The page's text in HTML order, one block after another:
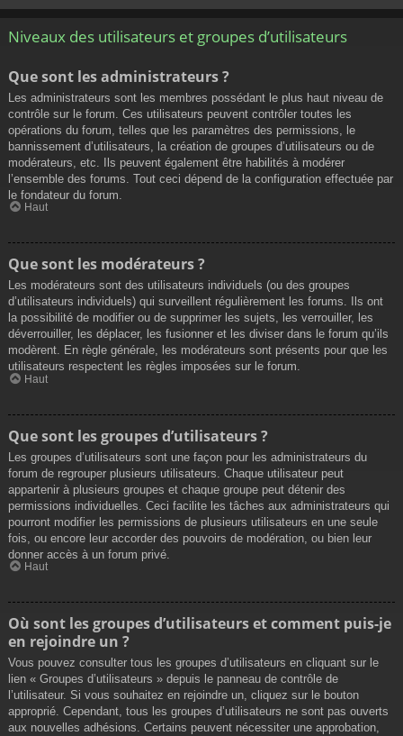
Niveaux des utilisateurs et groupes d’utilisateurs
Que sont les administrateurs ?
Les administrateurs sont les membres possédant le plus haut niveau de
contrôle sur le forum. Ces utilisateurs peuvent contrôler toutes les
opérations du forum, telles que les paramètres des permissions, le
bannissement d’utilisateurs, la création de groupes d’utilisateurs ou de
modérateurs, etc. Ils peuvent également être habilités à modérer
l’ensemble des forums. Tout ceci dépend de la configuration effectuée par
le fondateur du forum.
Haut
Que sont les modérateurs ?
Les modérateurs sont des utilisateurs individuels (ou des groupes
d’utilisateurs individuels) qui surveillent régulièrement les forums. Ils ont
la possibilité de modifier ou de supprimer les sujets, les verrouiller, les
déverrouiller, les déplacer, les fusionner et les diviser dans le forum qu’ils
modèrent. En règle générale, les modérateurs sont présents pour que les
utilisateurs respectent les règles imposées sur le forum.
Haut
Que sont les groupes d’utilisateurs ?
Les groupes d’utilisateurs sont une façon pour les administrateurs du
forum de regrouper plusieurs utilisateurs. Chaque utilisateur peut
appartenir à plusieurs groupes et chaque groupe peut détenir des
permissions individuelles. Ceci facilite les tâches aux administrateurs qui
pourront modifier les permissions de plusieurs utilisateurs en une seule
fois, ou encore leur accorder des pouvoirs de modération, ou bien leur
donner accès à un forum privé.
Haut
Où sont les groupes d’utilisateurs et comment puis-je
en rejoindre un ?
Vous pouvez consulter tous les groupes d’utilisateurs en cliquant sur le
lien « Groupes d’utilisateurs » depuis le panneau de contrôle de
l’utilisateur. Si vous souhaitez en rejoindre un, cliquez sur le bouton
approprié. Cependant, tous les groupes d’utilisateurs ne sont pas ouverts
aux nouvelles adhésions. Certains peuvent nécessiter une approbation,